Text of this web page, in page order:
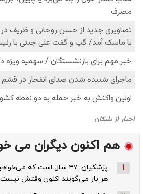
هم اکنون دیگران می
1
پزشکیان: ۴۷ سال است که
هر بار می‌گویند اکنون وقتش نیست